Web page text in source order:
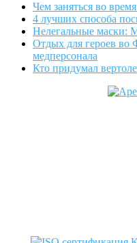
Чем заняться во
4 лучших способа
Нелегальные маски:
Отдых для героев во
медперсонала
Кто придумал